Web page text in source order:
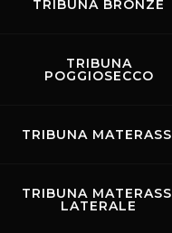
TRIBUNA BRONZE
TRIBUNA
POGGIOSECCO
TRIBUNA
TRIBUNA
LATERALE
un Grammy,
di superstar e
La star
La leggenda del
Manchester
Lo youTuber
(Vikkstar,